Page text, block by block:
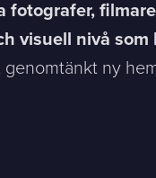
fotografer,
visuell nivå
ny